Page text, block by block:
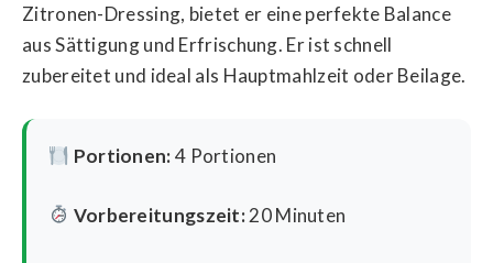
Zitronen-Dressing, bietet er eine perfekte Balance
aus Sättigung und Erfrischung. Er ist schnell
zubereitet und ideal als Hauptmahlzeit oder Beilage.
Portionen:4 Portionen
Vorbereitungszeit:20 Minuten